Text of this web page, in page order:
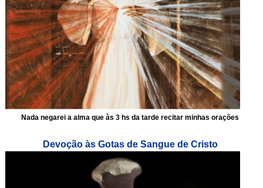
Nada negarei a alma que às 3 hs da tarde recitar minhas orações
Devoção às Gotas de Sangue de Cristo